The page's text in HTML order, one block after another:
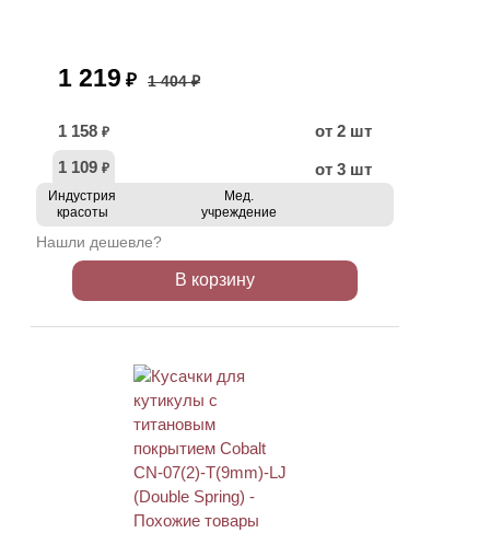
1 219 ₽ 1 404 ₽
1 158 ₽
от 2 шт
1 109 ₽ от 3 шт
Индустрия
красоты
Мед.
учреждение
Нашли дешевле?
В корзину